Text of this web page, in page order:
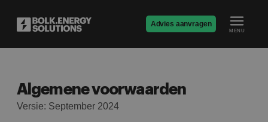
Advies aanvragen
MENU
Algemene voorwaarden
Versie: September 2024